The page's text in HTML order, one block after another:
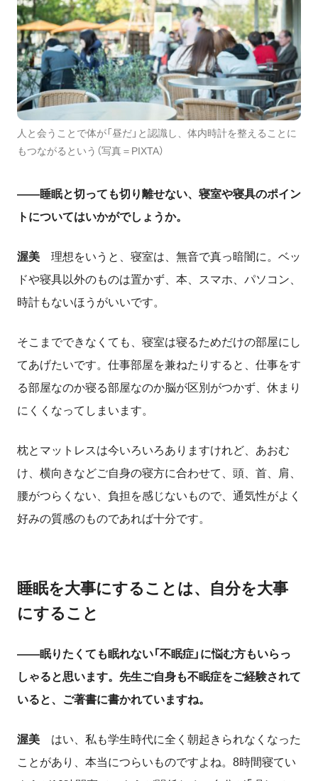
人と会うことで体が「昼だ」と認識し、体内時計を整えることに
もつながるという（写真＝PIXTA）
――睡眠と切っても切り離せない、寝室や寝具のポイン
トについてはいかがでしょうか。
渥美 理想をいうと、寝室は、無音で真っ暗闇に。ベッ
ドや寝具以外のものは置かず、本、スマホ、パソコン、
時計もないほうがいいです。
そこまでできなくても、寝室は寝るためだけの部屋にし
てあげたいです。仕事部屋を兼ねたりすると、仕事をす
る部屋なのか寝る部屋なのか脳が区別がつかず、休まり
にくくなってしまいます。
枕とマットレスは今いろいろありますけれど、あおむ
け、横向きなどご自身の寝方に合わせて、頭、首、肩、
腰がつらくない、負担を感じないもので、通気性がよく
好みの質感のものであれば十分です。
睡眠を大事にすることは、自分を大事
にすること
――眠りたくても眠れない「不眠症」に悩む方もいらっ
しゃると思います。先生ご自身も不眠症をご経験されて
いると、ご著書に書かれていますね。
渥美 はい、私も学生時代に全く朝起きられなくなった
ことがあり、本当につらいものですよね。 8時間寝てい